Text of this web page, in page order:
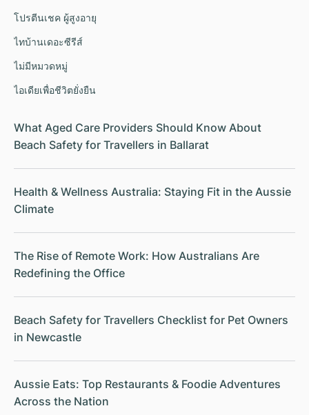
โปรตีนเชค ผู้สูงอายุ
ไทบ้านเดอะซีรีส์
ไม่มีหมวดหมู่
ไอเดียเพื่อชีวิตยั่งยืน
What Aged Care Providers Should Know About
Beach Safety for Travellers in Ballarat
Health & Wellness Australia: Staying Fit in the Aussie
Climate
The Rise of Remote Work: How Australians Are
Redefining the Office
Beach Safety for Travellers Checklist for Pet Owners
in Newcastle
Aussie Eats: Top Restaurants & Foodie Adventures
Across the Nation